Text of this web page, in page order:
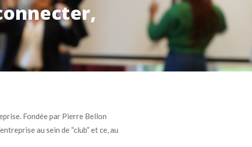
Fondée par Pierre Bellon
au sein de “club” et ce, au